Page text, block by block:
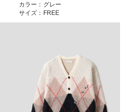
カラー：グレー
サイズ：FREE